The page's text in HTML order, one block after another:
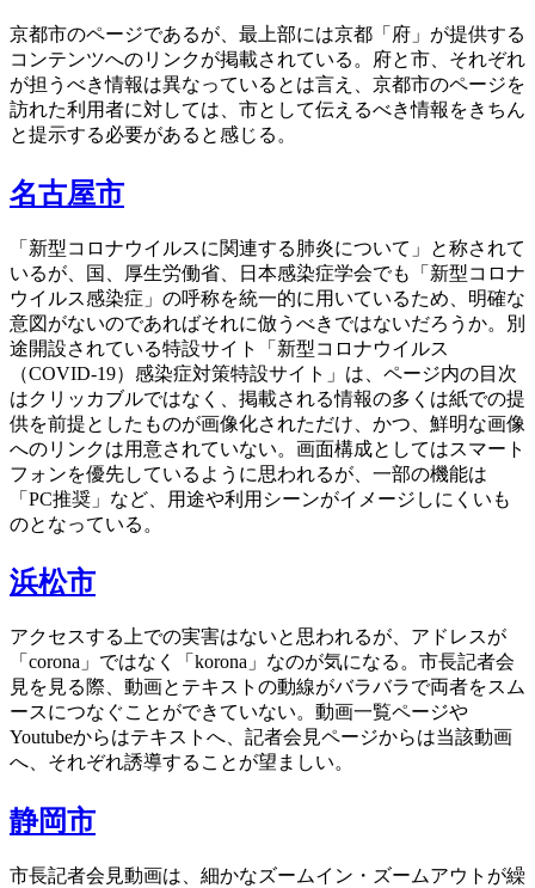
京都市のページであるが、最上部には京都「府」が提供する
コンテンツへのリンクが掲載されている。府と市、それぞれ
が担うべき情報は異なっているとは言え、京都市のページを
訪れた利用者に対しては、市として伝えるべき情報をきちん
と提示する必要があると感じる。
名古屋市
「新型コロナウイルスに関連する肺炎について」と称されて
いるが、国、厚生労働省、日本感染症学会でも「新型コロナ
ウイルス感染症」の呼称を統一的に用いているため、明確な
意図がないのであればそれに倣うべきではないだろうか。別
途開設されている特設サイト「新型コロナウイルス
（COVID-19）感染症対策特設サイト」は、ページ内の目次
はクリッカブルではなく、掲載される情報の多くは紙での提
供を前提としたものが画像化されただけ、かつ、鮮明な画像
へのリンクは用意されていない。画面構成としてはスマート
フォンを優先しているように思われるが、一部の機能は
「PC推奨」など、用途や利用シーンがイメージしにくいも
のとなっている。
浜松市
アクセスする上での実害はないと思われるが、アドレスが
「corona」ではなく「korona」なのが気になる。市長記者会
見を見る際、動画とテキストの動線がバラバラで両者をスム
ースにつなぐことができていない。動画一覧ページや
Youtubeからはテキストへ、記者会見ページからは当該動画
へ、それぞれ誘導することが望ましい。
静岡市
市長記者会見動画は、細かなズームイン・ズームアウトが繰